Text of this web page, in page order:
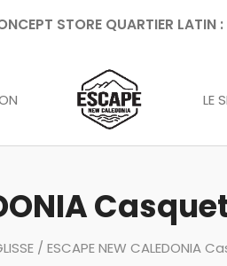
STORE QUARTIER
LE
/ ESCAPE NEW CALEDONIA